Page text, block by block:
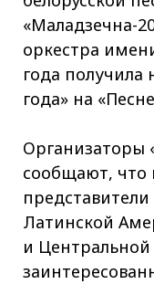
«Маладзечна-
оркестра
года получила
года» на
Организаторы
сообщают, что
Латинской
и